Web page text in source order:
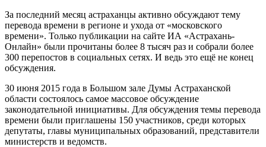
За последний месяц астраханцы активно обсуждают тему
перевода времени в регионе и ухода от «московского
времени». Только публикации на сайте ИА «Астрахань-
Онлайн» были прочитаны более 8 тысяч раз и собрали более
300 перепостов в социальных сетях. И ведь это ещё не конец
обсуждения.
30 июня 2015 года в Большом зале Думы Астраханской
области состоялось самое массовое обсуждение
законодательной инициативы. Для обсуждения темы перевода
времени были приглашены 150 участников, среди которых
депутаты, главы муниципальных образований, представители
министерств и ведомств.